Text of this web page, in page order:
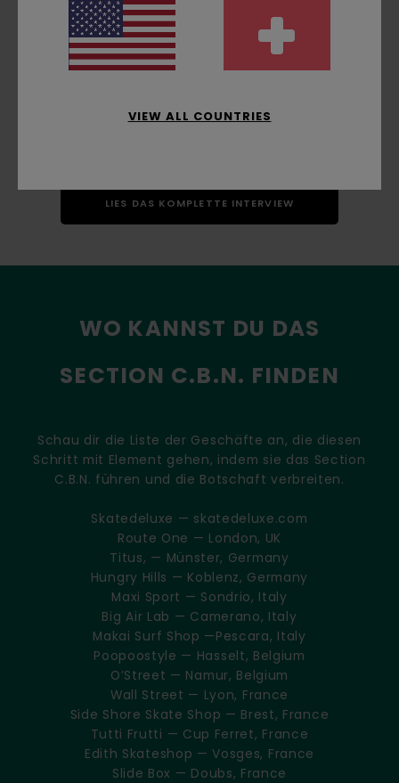
2025 der Skateboard-Industrie zugänglich zu
machen. Hier erfährst du mehr über HLC und
AirCoop.
Unterstützung bei der Realisierung dieses Projekts.
LIES DAS KOMPLETTE INTERVIEW
WO KANNST DU DAS
SECTION C.B.N. FINDEN
Schau dir die Liste der Geschäfte an, die diesen
Schritt mit Element gehen, indem sie das Section
C.B.N. führen und die Botschaft verbreiten.
Skatedeluxe — skatedeluxe.com
Route One — London, UK
Titus, — Münster, Germany
Hungry Hills — Koblenz, Germany
Maxi Sport — Sondrio, Italy
Big Air Lab — Camerano, Italy
Makai Surf Shop —Pescara, Italy
Poopoostyle — Hasselt, Belgium
O’Street — Namur, Belgium
Wall Street — Lyon, France
Side Shore Skate Shop — Brest, France
Tutti Frutti — Cup Ferret, France
Edith Skateshop — Vosges, France
Slide Box — Doubs, France
VIEW ALL COUNTRIES